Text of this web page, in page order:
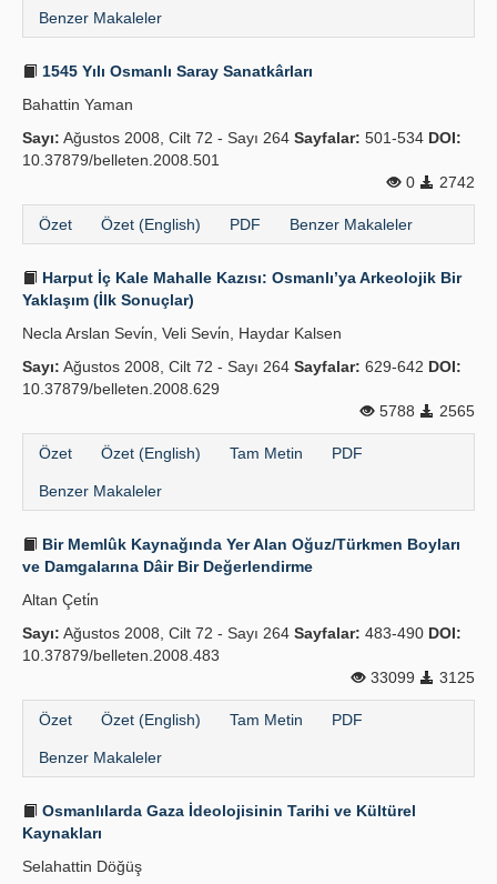
Benzer Makaleler
1545 Yılı Osmanlı Saray Sanatkârları
Bahattin Yaman
Sayı: Ağustos 2008, Cilt 72 - Sayı 264 Sayfalar: 501-534 DOI:
10.37879/belleten.2008.501
0
2742
Özet Özet (English) PDF Benzer Makaleler
Harput İç Kale Mahalle Kazısı: Osmanlı’ya Arkeolojik Bir
Yaklaşım (İlk Sonuçlar)
Necla Arslan Sevi̇n, Veli Sevi̇n, Haydar Kalsen
Sayı: Ağustos 2008, Cilt 72 - Sayı 264 Sayfalar: 629-642 DOI:
10.37879/belleten.2008.629
5788
2565
Özet Özet (English) Tam Metin PDF
Benzer Makaleler
Bir Memlûk Kaynağında Yer Alan Oğuz/Türkmen Boyları
ve Damgalarına Dâir Bir Değerlendirme
Altan Çeti̇n
Sayı: Ağustos 2008, Cilt 72 - Sayı 264 Sayfalar: 483-490 DOI:
10.37879/belleten.2008.483
33099
3125
Özet Özet (English) Tam Metin PDF
Benzer Makaleler
Osmanlılarda Gaza İdeolojisinin Tarihi ve Kültürel
Kaynakları
Selahattin Döğüş